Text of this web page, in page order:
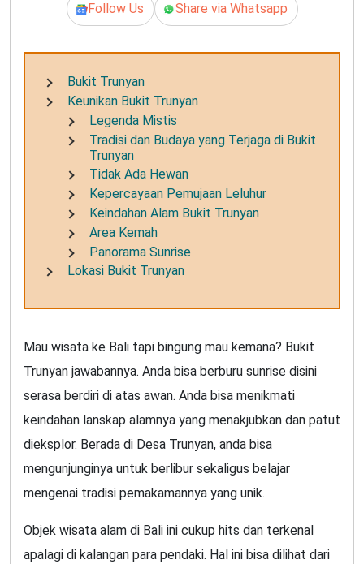
Follow Us Share via Whatsapp
Bukit Trunyan
Keunikan Bukit Trunyan
Legenda Mistis
Tradisi dan Budaya yang Terjaga di Bukit
Trunyan
Tidak Ada Hewan
Kepercayaan Pemujaan Leluhur
Keindahan Alam Bukit Trunyan
Area Kemah
Panorama Sunrise
Lokasi Bukit Trunyan
Mau wisata ke Bali tapi bingung mau kemana? Bukit
Trunyan jawabannya. Anda bisa berburu sunrise disini
serasa berdiri di atas awan. Anda bisa menikmati
keindahan lanskap alamnya yang menakjubkan dan patut
dieksplor. Berada di Desa Trunyan, anda bisa
mengunjunginya untuk berlibur sekaligus belajar
mengenai tradisi pemakamannya yang unik.
Objek wisata alam di Bali ini cukup hits dan terkenal
apalagi di kalangan para pendaki. Hal ini bisa dilihat dari